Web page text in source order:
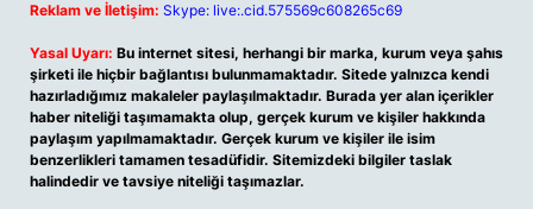
Reklam ve İletişim: Skype: live:.cid.575569c608265c69
Yasal Uyarı: Bu internet sitesi, herhangi bir marka, kurum veya şahıs
şirketi ile hiçbir bağlantısı bulunmamaktadır. Sitede yalnızca kendi
hazırladığımız makaleler paylaşılmaktadır. Burada yer alan içerikler
haber niteliği taşımamakta olup, gerçek kurum ve kişiler hakkında
paylaşım yapılmamaktadır. Gerçek kurum ve kişiler ile isim
benzerlikleri tamamen tesadüfidir. Sitemizdeki bilgiler taslak
halindedir ve tavsiye niteliği taşımazlar.